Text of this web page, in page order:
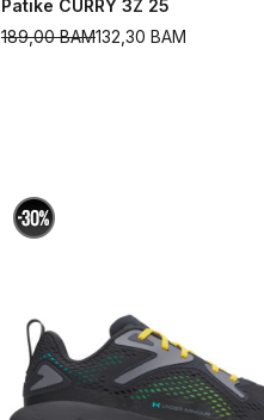
Patike CURRY 3Z 25
132,30 BAM
189,00BAM